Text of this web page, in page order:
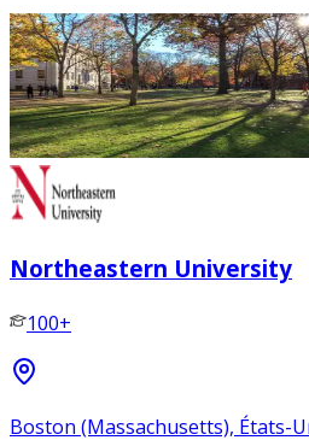
Northeastern University
100+
Boston (Massachusetts), États-